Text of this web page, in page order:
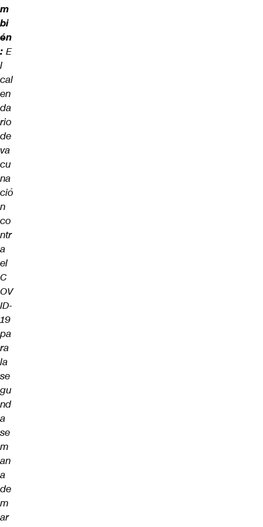
m
bi
én
: E
l
cal
en
da
rio
de
va
cu
na
ció
n
co
ntr
a
el
C
OV
ID-
19
pa
ra
la
se
gu
nd
a
se
m
an
a
de
m
ar